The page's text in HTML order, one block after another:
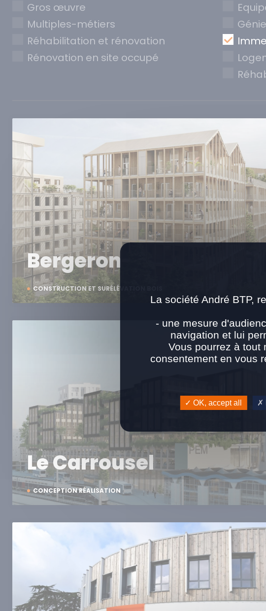
Gros œuvre
Multiples-métiers
Réhabilitation et rénovation
Rénovation en site occupé
CONSTRUCTION ET SURÉLÉVATION BOIS
Bergeron
CONCEPTION RÉALISATION
Le Carrousel
La société André BTP,
- une mesure
navigation et lui
Vous pourrez à tout
consentement en vous
OK, accept all